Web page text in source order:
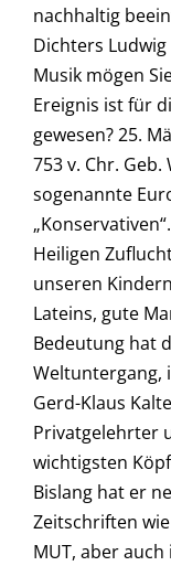
nachhaltig
Dichters
Musik mögen
Ereignis ist für
gewesen? 25.
753 v. Chr.
sogenannte
Heiligen
unseren
Lateins, gute
Bedeutung hat
Weltuntergang,
Gerd-Klaus
Privatgelehrter
wichtigsten
Bislang hat er
Zeitschriften
MUT, aber